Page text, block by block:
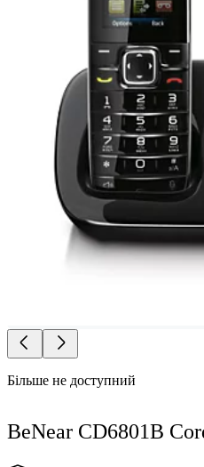
Більше не доступний
BeNear CD6801B